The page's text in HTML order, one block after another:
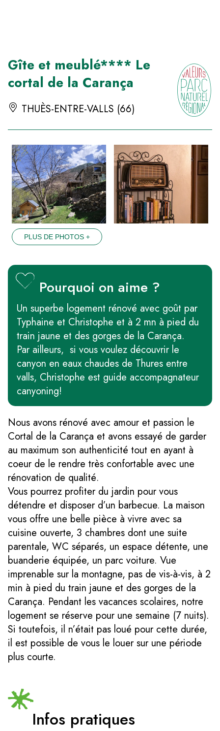
Gîte et meublé**** Le
cortal de la Carança
THUÈS-ENTRE-VALLS (66)
PLUS DE PHOTOS +
Pourquoi on aime ?
Un superbe logement rénové avec goût par
Typhaine et Christophe et à 2 mn à pied du
train jaune et des gorges de la Carança.
Par ailleurs, si vous voulez découvrir le
canyon en eaux chaudes de Thures entre
valls, Christophe est guide accompagnateur
canyoning!
Nous avons rénové avec amour et passion le
Cortal de la Carança et avons essayé de garder
au maximum son authenticité tout en ayant à
coeur de le rendre très confortable avec une
rénovation de qualité.
Vous pourrez profiter du jardin pour vous
détendre et disposer d’un barbecue. La maison
vous offre une belle pièce à vivre avec sa
cuisine ouverte, 3 chambres dont une suite
parentale, WC séparés, un espace détente, une
buanderie équipée, un parc voiture. Vue
imprenable sur la montagne, pas de vis-à-vis, à 2
min à pied du train jaune et des gorges de la
Carança. Pendant les vacances scolaires, notre
logement se réserve pour une semaine (7 nuits).
Si toutefois, il n’était pas loué pour cette durée,
il est possible de vous le louer sur une période
plus courte.
Infos pratiques